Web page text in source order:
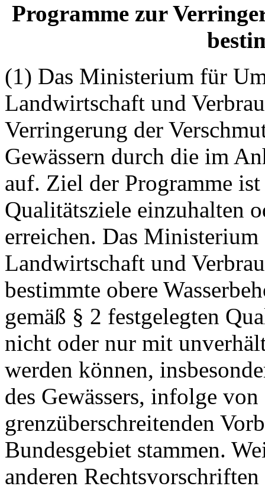
Programme zur
(1) Das Ministerium für
Landwirtschaft und
Verringerung der
Gewässern durch die im
auf. Ziel der Programme
Qualitätsziele einzuhalten
erreichen. Das
Landwirtschaft und
bestimmte obere
gemäß § 2 festgelegten
nicht oder nur mit
werden können,
des Gewässers, infolge
grenzüberschreitenden
Bundesgebiet stammen.
anderen